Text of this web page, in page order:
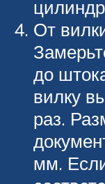
От
до
вилку
раз.
мм.